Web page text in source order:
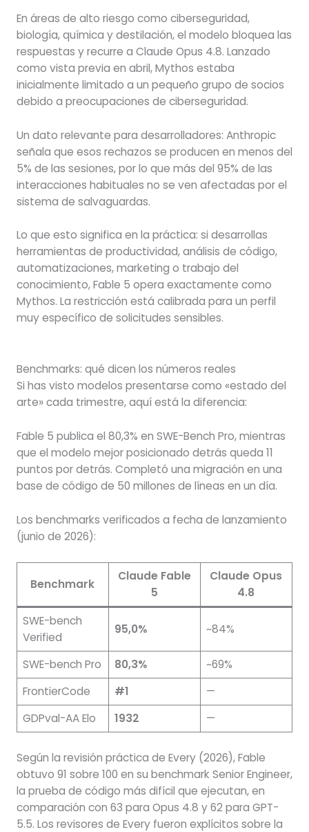
En áreas de alto riesgo como ciberseguridad,
biología, química y destilación, el modelo bloquea las
respuestas y recurre a Claude Opus 4.8. Lanzado
como vista previa en abril, Mythos estaba
inicialmente limitado a un pequeño grupo de socios
debido a preocupaciones de ciberseguridad.
Un dato relevante para desarrolladores: Anthropic
señala que esos rechazos se producen en menos del
5% de las sesiones, por lo que más del 95% de las
interacciones habituales no se ven afectadas por el
sistema de salvaguardas.
Lo que esto significa en la práctica: si desarrollas
herramientas de productividad, análisis de código,
automatizaciones, marketing o trabajo del
conocimiento, Fable 5 opera exactamente como
Mythos. La restricción está calibrada para un perfil
muy específico de solicitudes sensibles.
Benchmarks: qué dicen los números reales
Si has visto modelos presentarse como «estado del
arte» cada trimestre, aquí está la diferencia:
Fable 5 publica el 80,3% en SWE-Bench Pro, mientras
que el modelo mejor posicionado detrás queda 11
puntos por detrás. Completó una migración en una
base de código de 50 millones de líneas en un día.
Los benchmarks verificados a fecha de lanzamiento
(junio de 2026):
Benchmark
Claude Fable
5
Claude Opus
4.8
SWE-bench
Verified
95,0% ~84%
SWE-bench Pro 80,3%
~69%
FrontierCode
#1
—
GDPval-AA Elo
1932 —
Según la revisión práctica de Every (2026), Fable
obtuvo 91 sobre 100 en su benchmark Senior Engineer,
la prueba de código más difícil que ejecutan, en
comparación con 63 para Opus 4.8 y 62 para GPT-
5.5. Los revisores de Every fueron explícitos sobre la